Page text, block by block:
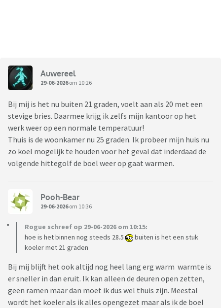
Auwereel
29-06-2026om 10:26
Bij mij is het nu buiten 21 graden, voelt aan als 20 met een
stevige bries. Daarmee krijg ik zelfs mijn kantoor op het
werk weer op een normale temperatuur!
Thuis is de woonkamer nu 25 graden. Ik probeer mijn huis nu
zo koel mogelijk te houden voor het geval dat inderdaad de
volgende hittegolf de boel weer op gaat warmen.
Pooh-Bear
29-06-2026om 10:36
Rogue schreef op 29-06-2026 om 10:15:
hoe is het binnen nog steeds 28.5
buiten is het een stuk
koeler met 21 graden
Bij mij blijft het ook altijd nog heel lang erg warm warmte is
er sneller in dan eruit. Ik kan alleen de deuren open zetten,
geen ramen maar dan moet ik dus wel thuis zijn. Meestal
wordt het koeler als ik alles opengezet maar als ik de boel